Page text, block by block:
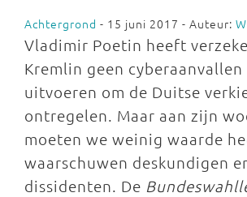
Achtergrond - 15 juni 2017 - Auteur:
Vladimir Poetin heeft
Kremlin geen
uitvoeren om de Duitse
ontregelen. Maar aan zijn
moeten we weinig waarde
waarschuwen deskundigen
dissidenten. De